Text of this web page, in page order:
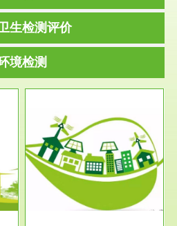
生检测评价
境检测
条
报